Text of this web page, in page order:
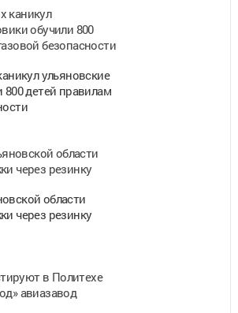
ульяновские
800 детей правилам
области
через резинку